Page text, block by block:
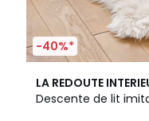
-40%*
LA REDOUTE
Descente de lit
4,3
/ 5